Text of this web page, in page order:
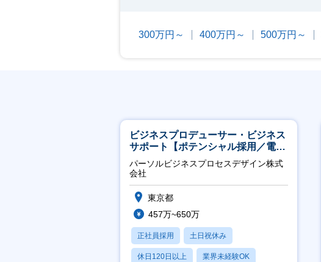
300万円～ 400万円～ 500万円～
ビジネスプロデューサー・ビジネス
サポート【ポテンシャル採用／電
力・ガス等の民間向けプロジェクト
推進】
パーソルビジネスプロセスデザイン株式
会社
東京都
457万~650万
正社員採用 土日祝休み
休日120日以上 業界未経験OK